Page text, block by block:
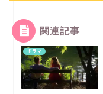
関連記事
ドラマ